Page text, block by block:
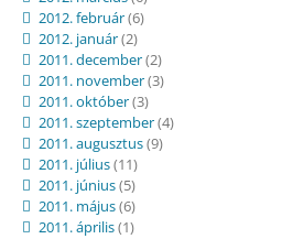
2012. február(6)
2012. január(2)
2011. december(2)
2011. november(3)
2011. október(3)
2011. szeptember(4)
2011. augusztus(9)
2011. július(11)
2011. június(5)
2011. május(6)
2011. április(1)